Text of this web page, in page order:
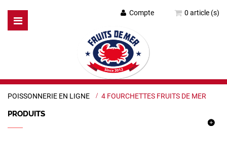
0 article (s)
Compte
Basculer
la
POISSONNERIE EN LIGNE > 4 FOURCHETTES FRUITS DE MER
PRODUITS